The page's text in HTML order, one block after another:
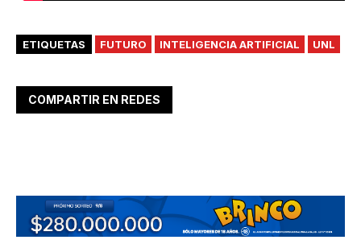
ETIQUETAS FUTURO INTELIGENCIA ARTIFICIAL UNL
COMPARTIR EN REDES